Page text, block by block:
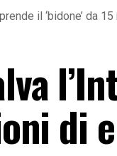
il ‘bidone’ da
di